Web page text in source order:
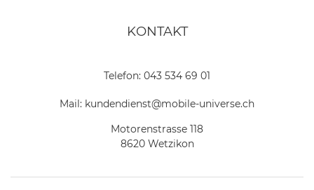
KONTAKT
Telefon: 043 534 69 01
Mail: kundendienst@mobile-universe.ch
Motorenstrasse 118
8620 Wetzikon